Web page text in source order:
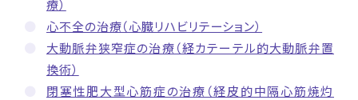
療）
心不全の治療（心臓リハビリテーション）
大動脈弁狭窄症の治療（経カテーテル的大動脈弁置
換術）
閉塞性肥大型心筋症の治療（経皮的中隔心筋焼灼